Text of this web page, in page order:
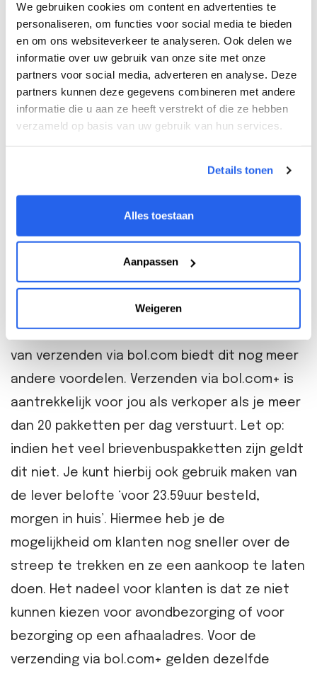
We gebruiken cookies om content en advertenties te
personaliseren, om functies voor social media te bieden
en om ons websiteverkeer te analyseren. Ook delen we
informatie over uw gebruik van onze site met onze
partners voor social media, adverteren en analyse. Deze
partners kunnen deze gegevens combineren met andere
informatie die u aan ze heeft verstrekt of die ze hebben
verzameld op basis van uw gebruik van hun services.
Details tonen
Alles toestaan
Aanpassen
Weigeren
een brievenbuspakket bedragen €4,15
inclusief btw. De verzending voor een pakket
tot 10 kilo kost €6,95 en een pakket tot 23 kilo
kost €13,20. Het voordeel van zelf verzenden is
dat je zelf kunt bepalen wanneer je de
pakketten wegbrengt. Je hoeft niet te
wachten tot de koerier bij je bedrijf
langskomt. Wel is het raadzaam om dit voor
17.00 uur te doen. Hierdoor kan je pakketten
dezelfde dag namelijk nog met de koerier
mee.
Verzenden via bol.com+ (VVB+):naast
verzenden via bol.com kun je ook kiezen voor
verzenden via bol.com+. Naast de voordelen
van verzenden via bol.com biedt dit nog meer
andere voordelen. Verzenden via bol.com+ is
aantrekkelijk voor jou als verkoper als je meer
dan 20 pakketten per dag verstuurt. Let op:
indien het veel brievenbuspakketten zijn geldt
dit niet. Je kunt hierbij ook gebruik maken van
de lever belofte ‘voor 23.59uur besteld,
morgen in huis’. Hiermee heb je de
mogelijkheid om klanten nog sneller over de
streep te trekken en ze een aankoop te laten
doen. Het nadeel voor klanten is dat ze niet
kunnen kiezen voor avondbezorging of voor
bezorging op een afhaaladres. Voor de
verzending via bol.com+ gelden dezelfde